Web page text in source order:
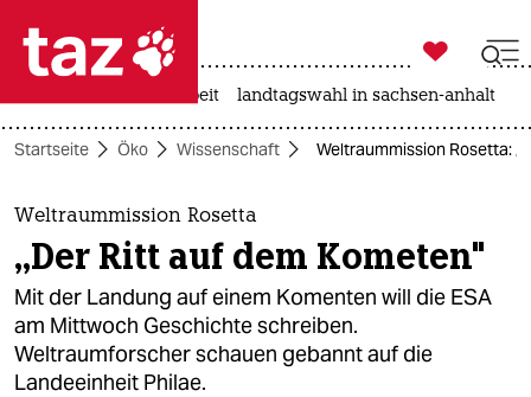
 taz zahl ich
taz zahl ich
themen
politik
öko
gesellschaft

taz zahl ich
arbeit landtagswahl in sachsen-anhalt
Startseite Öko Wissenschaft Weltraummission Rosetta:
Weltraummission Rosetta
„Der Ritt auf dem Kometen"
Mit der Landung auf einem Komenten will die ESA
am Mittwoch Geschichte schreiben.
Weltraumforscher schauen gebannt auf die
Landeeinheit Philae.